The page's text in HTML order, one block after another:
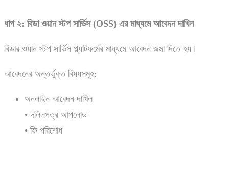
ধাপ ২: বিডাওয়ানস্টপ সার্ভিস (OSS) এর মাধ্যমে আবেদনদাখিল
বিডার ওয়ান স্টপ সার্ভিস প্ল্যাটফর্মের মাধ্যমে আবেদন জমা দিতে হয়।
আবেদনের অন্তর্ভুক্ত বিষয়সমূহ:
অনলাইন আবেদন দাখিল
• দলিলপত্র আপলোড
• ফি পরিশোধ